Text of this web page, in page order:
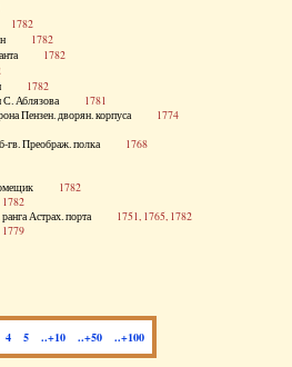
1782
1782
1782
1782
С. Аблязова 1781
Пензен. дворян. корпуса 1774
гв. Преображ. полка 1768
1782
1782
ранга Астрах. порта 1751, 1765, 1782
1779
4 5 ..+10 ..+50 ..+100